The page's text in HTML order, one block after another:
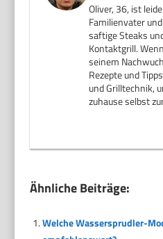
Oliver, 36, ist
Familienvater
saftige Steaks
Kontaktgrill.
seinem
Rezepte und
und Grilltechnik,
zuhause selbst
Ähnliche Beiträge:
Welche Wassersprudler-